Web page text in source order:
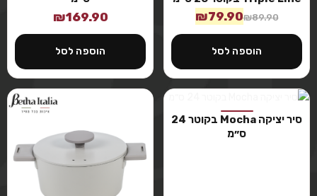
₪89.90
₪79.90
הוספה לסל
₪169.90
הוספה לסל
סיר יציקה Mocha בקוטר 24
ס״מ